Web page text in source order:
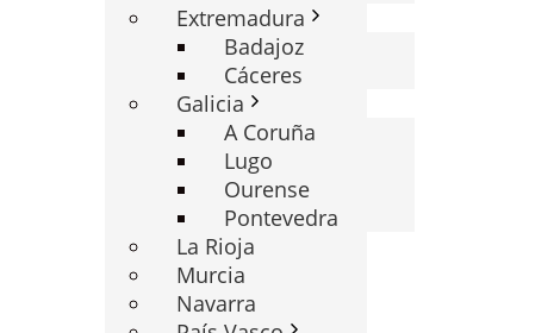
Extremadura
Badajoz
Cáceres
Galicia
A Coruña
Lugo
Ourense
Pontevedra
La Rioja
Murcia
Navarra